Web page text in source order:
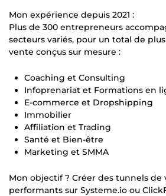
Mon expérience depuis 2021 :
Plus de 300 entrepreneurs
secteurs variés, pour un total de
vente conçus sur mesure :
Coaching et Consulting
Infoprenariat et Formations en
E-commerce et Dropshipping
Immobilier
Affiliation et Trading
Santé et Bien-être
Marketing et SMMA
Mon objectif ? Créer des tunnels de
performants sur Systeme.io ou